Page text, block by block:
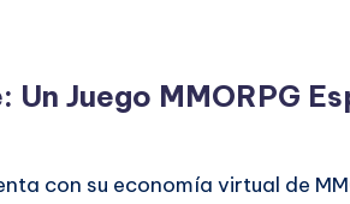
Un Juego MMORPG
con su economía virtual de